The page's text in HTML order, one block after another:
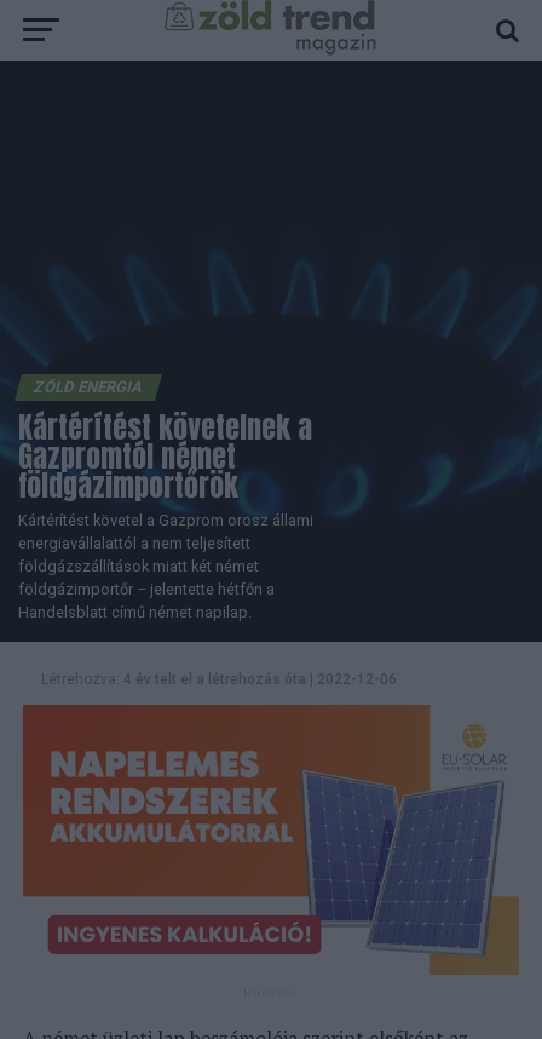
ZÖLD ENERGIA
Kártérítést követelnek a
Gazpromtól német
földgázimportőrök
Kártérítést követel a Gazprom orosz állami
energiavállalattól a nem teljesített
földgázszállítások miatt két német
földgázimportőr – jelentette hétfőn a
Handelsblatt című német napilap.
Létrehozva: 4 év telt el a létrehozás óta 2022-12-06